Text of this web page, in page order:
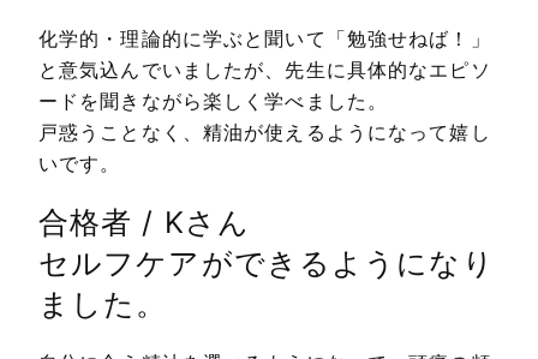
化学的・理論的に学ぶと聞いて「勉強せねば！」
と意気込んでいましたが、先生に具体的なエピソ
ードを聞きながら楽しく学べました。
戸惑うことなく、精油が使えるようになって嬉し
いです。
合格者 / Kさん
セルフケアができるようになり
ました。